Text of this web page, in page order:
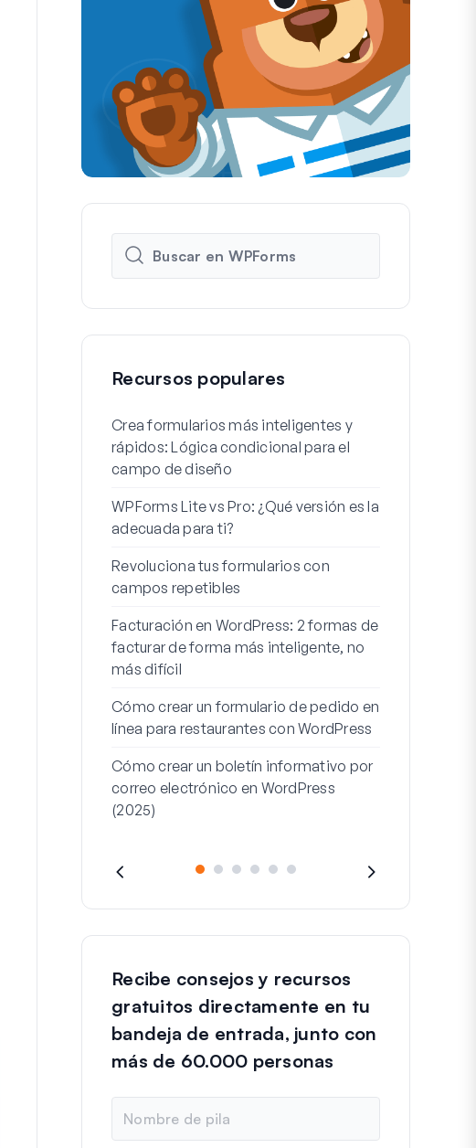
Recursos populares
Crea formularios más inteligentes y
rápidos: Lógica condicional para el
campo de diseño
WPForms Lite vs Pro: ¿Qué versión es la
adecuada para ti?
Revoluciona tus formularios con
campos repetibles
Facturación en WordPress: 2 formas de
facturar de forma más inteligente, no
más difícil
Cómo crear un formulario de pedido en
línea para restaurantes con WordPress
Cómo crear un boletín informativo por
correo electrónico en WordPress
(2025)
Recibe consejos y recursos
gratuitos directamente en tu
bandeja de entrada, junto con
más de 60.000 personas
m